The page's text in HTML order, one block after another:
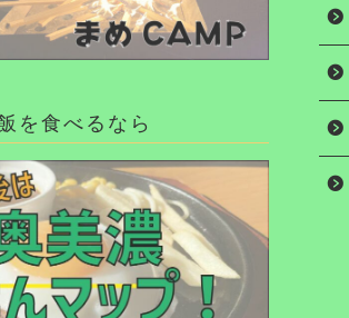
を食べるなら